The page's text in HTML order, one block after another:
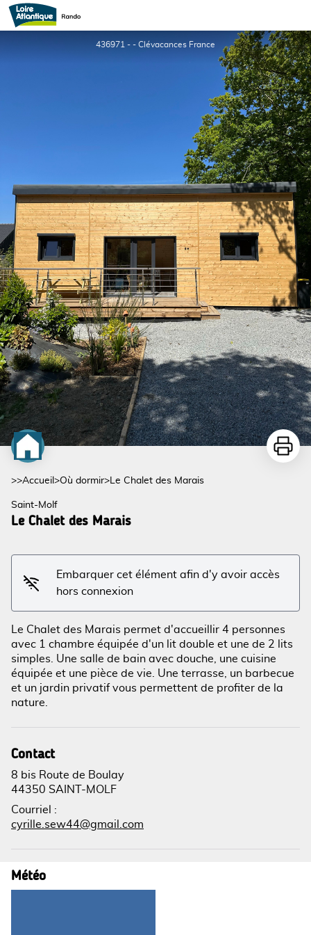
Le Chalet des Marais
436971 - - Clévacances France
Voir l'image en plein écran
>>Accueil >Où dormir>Le Chalet des Marais
Saint-Molf
Le Chalet des Marais
Embarquer cet élément afin d'y avoir accès
hors connexion
Le Chalet des Marais permet d'accueillir 4 personnes
avec 1 chambre équipée d'un lit double et une de 2 lits
simples. Une salle de bain avec douche, une cuisine
équipée et une pièce de vie. Une terrasse, un barbecue
et un jardin privatif vous permettent de profiter de la
nature.
Contact
8 bis Route de Boulay
44350 SAINT-MOLF
Courriel
:
cyrille.sew44@gmail.com
Météo